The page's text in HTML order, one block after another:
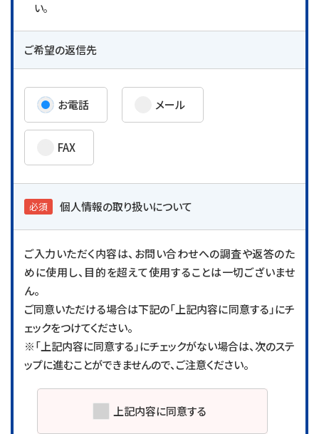
い。
ご希望の返信先
お電話 メール
FAX
必須 個人情報の取り扱いについて
ご入力いただく内容は、お問い合わせへの調査や返答のた
めに使用し、目的を超えて使用することは一切ございませ
ん。
ご同意いただける場合は下記の「上記内容に同意する」にチ
ェックをつけてください。
※「上記内容に同意する」にチェックがない場合は、次のステ
ップに進むことができませんので、ご注意ください。
上記内容に同意する